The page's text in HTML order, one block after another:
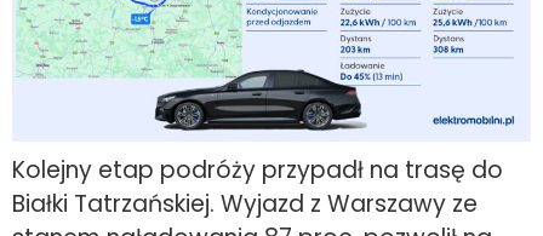
Kolejny etap podróży przypadł na trasę do
Białki Tatrzańskiej. Wyjazd z Warszawy ze